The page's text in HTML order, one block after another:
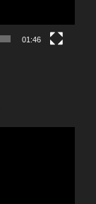
01:46